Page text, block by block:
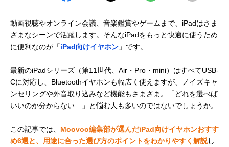
動画視聴やオンライン会議、音楽鑑賞やゲームまで、iPadはさま
ざまなシーンで活躍します。そんなiPadをもっと快適に使うため
に便利なのが「iPad向けイヤホン 」です。
最新のiPadシリーズ（第11世代、Air・Pro・mini）はすべてUSB-
Cに対応し、Bluetoothイヤホンも幅広く使えますが、ノイズキャ
ンセリングや外音取り込みなど機能もさまざま。「どれを選べば
いいのか分からない…」と悩む人も多いのではないでしょうか。
この記事では、 Moovoo編集部が選んだiPad向けイヤホンおすす
め6選と、用途に合った選び方のポイントをわかりやすく解説し